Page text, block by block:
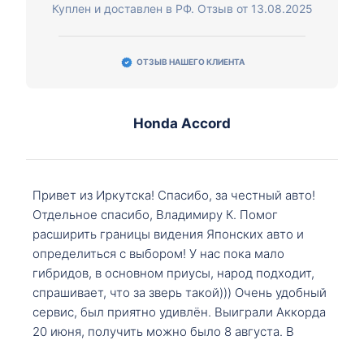
Куплен и доставлен в РФ. Отзыв от 13.08.2025
ОТЗЫВ НАШЕГО КЛИЕНТА
Honda Accord
Привет из Иркутска! Спасибо, за честный авто!
Отдельное спасибо, Владимиру К. Помог
расширить границы видения Японских авто и
определиться с выбором! У нас пока мало
гибридов, в основном приусы, народ подходит,
спрашивает, что за зверь такой))) Очень удобный
сервис, был приятно удивлён. Выиграли Аккорда
20 июня, получить можно было 8 августа. В